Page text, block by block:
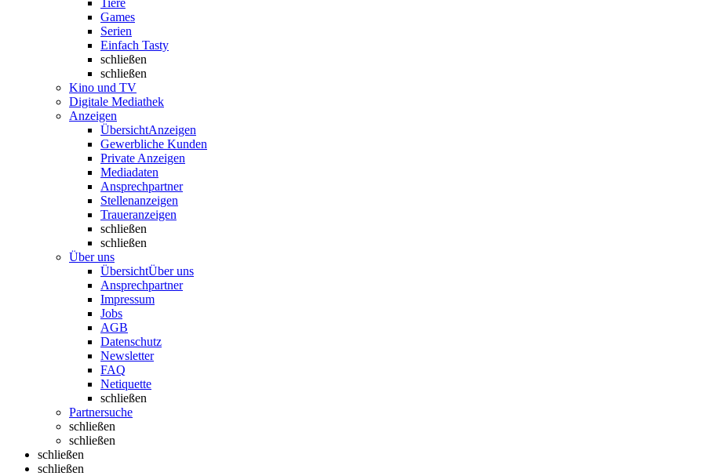
Tiere
Games
Serien
Einfach Tasty
schließen
schließen
Kino und TV
Digitale Mediathek
Anzeigen
ÜbersichtAnzeigen
Gewerbliche Kunden
Private Anzeigen
Mediadaten
Ansprechpartner
Stellenanzeigen
Traueranzeigen
schließen
schließen
Über uns
ÜbersichtÜber uns
Ansprechpartner
Impressum
Jobs
AGB
Datenschutz
Newsletter
FAQ
Netiquette
schließen
Partnersuche
schließen
schließen
schließen
schließen